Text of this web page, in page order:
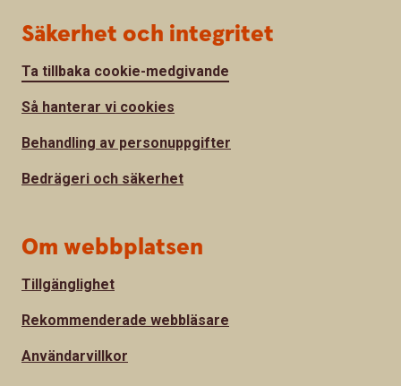
Säkerhet och integritet
Ta tillbaka cookie-medgivande
Så hanterar vi cookies
Behandling av personuppgifter
Bedrägeri och säkerhet
Om webbplatsen
Tillgänglighet
Rekommenderade webbläsare
Användarvillkor